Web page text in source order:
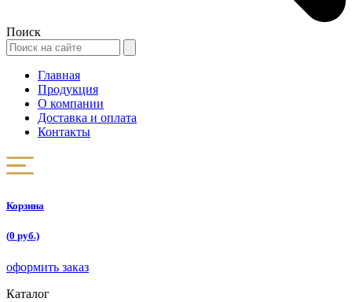
Поиск
Главная
Продукция
О компании
Доставка и оплата
Контакты
Корзина
(0 руб.)
оформить заказ
Каталог